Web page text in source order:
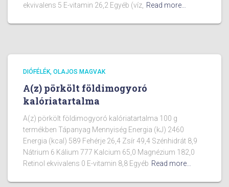
ekvivalens 5 E-vitamin 26,2 Egyéb (víz, Read more…
DIÓFÉLÉK, OLAJOS MAGVAK
A(z) pörkölt földimogyoró
kalóriatartalma
A(z) pörkölt földimogyoró kalóriatartalma 100 g
termékben Tápanyag Mennyiség Energia (kJ) 2460
Energia (kcal) 589 Fehérje 26,4 Zsír 49,4 Szénhidrát 8,9
Nátrium 6 Kálium 777 Kalcium 65,0 Magnézium 182,0
Retinol ekvivalens 0 E-vitamin 8,8 Egyéb Read more…